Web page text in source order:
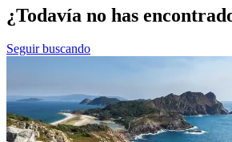
¿Todavía no has
Seguir buscando